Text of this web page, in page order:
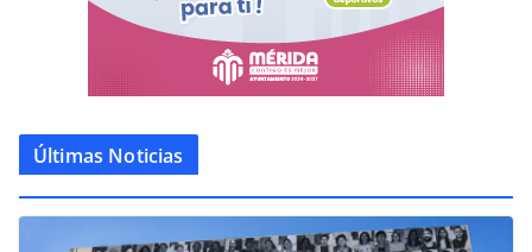
Últimas Noticias